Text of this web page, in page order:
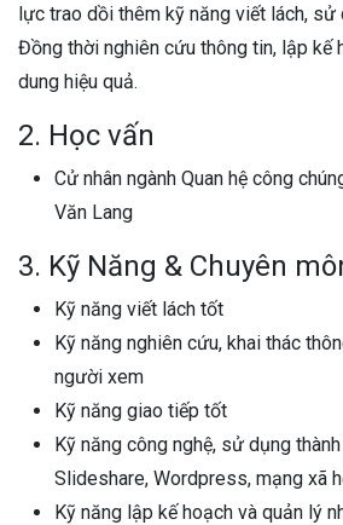
lực trao dồi thêm kỹ năng viết lách, sử
Đồng thời nghiên cứu thông tin, lập kế
dung hiệu quả.
2. Học vấn
Cử nhân ngành Quan hệ công
Văn Lang
3. Kỹ Năng & Chuyên
Kỹ năng viết lách tốt
Kỹ năng nghiên cứu, khai thác
người xem
Kỹ năng giao tiếp tốt
Kỹ năng công nghệ, sử dụng
Slideshare, Wordpress, mạng xã
Kỹ năng lập kế hoạch và quản lý